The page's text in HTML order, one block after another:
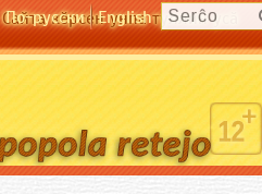
Сайта кӗрсен унпа туллин усӑ
По-русски English